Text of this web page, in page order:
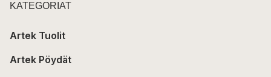
KATEGORIAT
Artek Tuolit
Artek Pöydät